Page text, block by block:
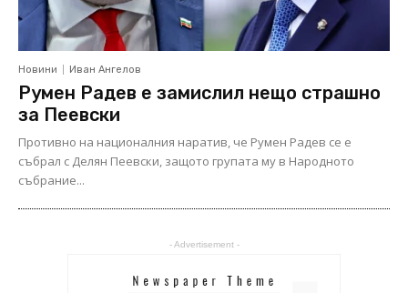
Новини Иван Ангелов
Румен Радев е замислил нещо страшно
за Пеевски
Противно на националния наратив, че Румен Радев се е
събрал с Делян Пеевски, защото групата му в Народното
събрание...
- Advertisement -